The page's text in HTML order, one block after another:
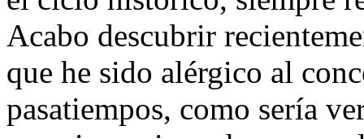
Acabo descubrir
que he sido alérgico al
pasatiempos, como sería